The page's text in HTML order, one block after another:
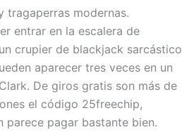
tragaperras modernas.
entrar en la escalera de
crupier de blackjack sarcástico
aparecer tres veces en un
De giros gratis son más de
el código 25freechip,
pagar bastante bien.